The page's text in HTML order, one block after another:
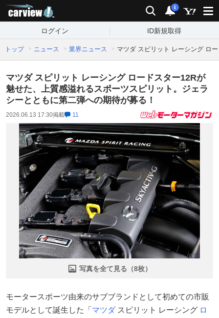
検索 通知
i
ログイン ID新規取得
トップ ニュース 業界ニュース マツダ スピリット レーシング ロ
マツダ スピリット レーシング ロードスター12Rが
魅せた、上質感溢れるスポーツスピリット。ジェラ
シーとともに第二弾への期待が募る！
2026.06.13 17:30掲載 11
写真を全て見る（8枚）
モータースポーツ由来のサブブランドとして初めての市販
モデルとして誕生した「 マツダ スピリット レーシング ロ